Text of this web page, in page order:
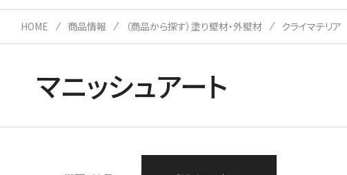
HOME 商品情報 （商品から探す）塗り壁材・外壁材 クライマテリア
マニッシュアート